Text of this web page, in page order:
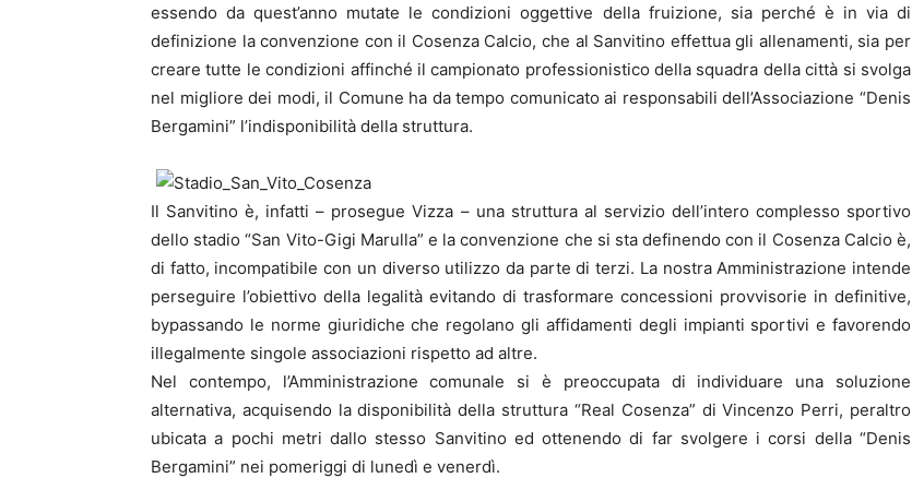
essendo da quest’anno mutate le condizioni oggettive della fruizione, sia perché è in via di
definizione la convenzione con il Cosenza Calcio, che al Sanvitino effettua gli allenamenti, sia per
creare tutte le condizioni affinché il campionato professionistico della squadra della città si svolga
nel migliore dei modi, il Comune ha da tempo comunicato ai responsabili dell’Associazione “Denis
Bergamini” l’indisponibilità della struttura.
Il Sanvitino è, infatti – prosegue Vizza – una struttura al servizio dell’intero complesso sportivo
dello stadio “San Vito-Gigi Marulla” e la convenzione che si sta definendo con il Cosenza Calcio è,
di fatto, incompatibile con un diverso utilizzo da parte di terzi. La nostra Amministrazione intende
perseguire l’obiettivo della legalità evitando di trasformare concessioni provvisorie in definitive,
bypassando le norme giuridiche che regolano gli affidamenti degli impianti sportivi e favorendo
illegalmente singole associazioni rispetto ad altre.
Nel contempo, l’Amministrazione comunale si è preoccupata di individuare una soluzione
alternativa, acquisendo la disponibilità della struttura “Real Cosenza” di Vincenzo Perri, peraltro
ubicata a pochi metri dallo stesso Sanvitino ed ottenendo di far svolgere i corsi della “Denis
Bergamini” nei pomeriggi di lunedì e venerdì.